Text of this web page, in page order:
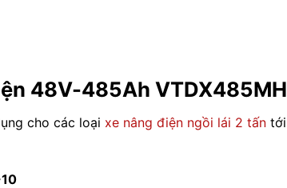
48V-485Ah VTDX485MH
cho các loại xe nâng điện ngồi lái 2 tấn tới